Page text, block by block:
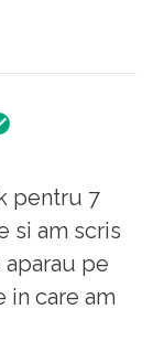
pentru 7
si am scris
pe
in care am